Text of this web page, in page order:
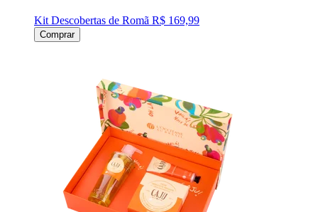
Kit Descobertas de Romã R$ 169,99
Comprar